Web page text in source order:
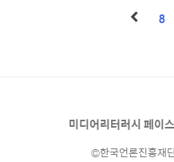
▶ 070-
고하기 8
미디어리터러시 페이
©한국언론진흥